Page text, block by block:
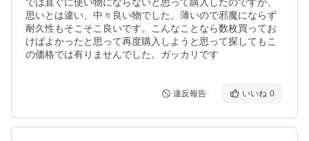
思いとは違い、中々良い物でした。薄いので邪魔にならず
耐久性もそこそこ良いです。こんなことなら数枚買ってお
けばよかったと思って再度購入しようと思って探してもこ
の価格では有りませんでした。ガッカリです
違反報告 いいね 0